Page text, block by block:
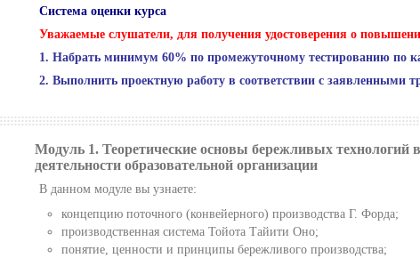
Система оценки курса
Уважаемые слушатели, для получения удостоверения о
1. Набрать минимум 60% по промежуточному тестированию по
2. Выполнить проектную работу в соответствии с заявленными
Модуль 1. Теоретические основы бережливых технологий
деятельности образовательной организации
В данном модуле вы узнаете:
концепцию поточного (конвейерного) производства Г. Форда;
производственная система Тойота Тайити Оно;
понятие, ценности и принципы бережливого производства;